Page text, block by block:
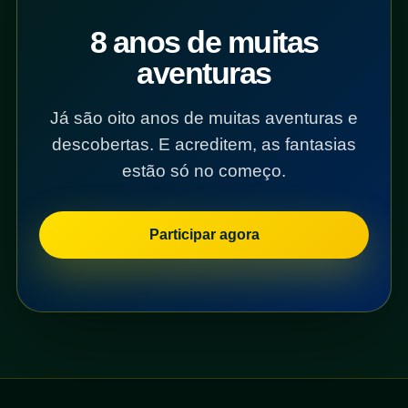
8 anos de muitas
aventuras
Já são oito anos de muitas aventuras e
descobertas. E acreditem, as fantasias
estão só no começo.
Participar agora